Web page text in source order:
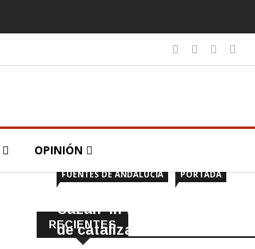
OPINIÓN
RECIENTES
FUENTES DE ANDALUCÍA PORTADA
Cazan ‘in fraganti’ a ladrones
de catalizadores